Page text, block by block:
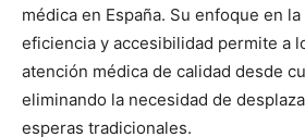
médica en España. Su enfoque en
eficiencia y accesibilidad permite a
atención médica de calidad desde
eliminando la necesidad de
esperas tradicionales.